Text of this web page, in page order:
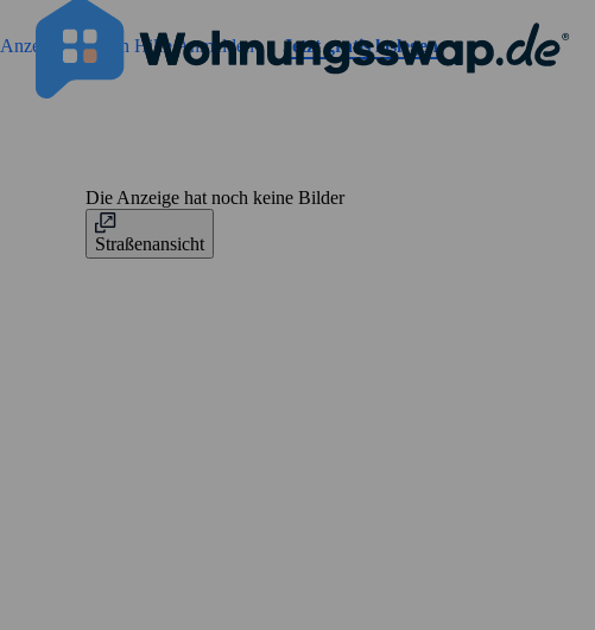
Geh zu der Seiteinhalt
Anzeigen suchen Hilfe Anmelden Jetzt gratis loslegen
Die Anzeige hat noch keine Bilder
Straßenansicht